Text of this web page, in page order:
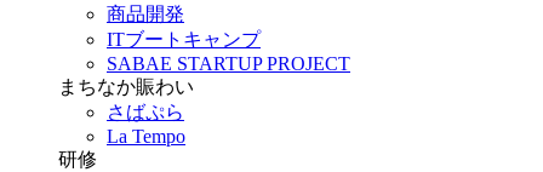
商品開発
ITブートキャンプ
SABAE STARTUP PROJECT
まちなか賑わい
さばぷら
La Tempo
研修